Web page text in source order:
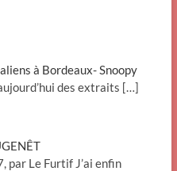
à Bordeaux- Snoopy
des extraits […]
par Le Furtif J’ai enfin